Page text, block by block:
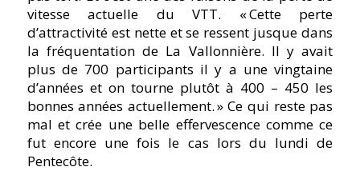
vitesse actuelle du VTT. « Cette perte
d’attractivité est nette et se ressent jusque dans
la fréquentation de La Vallonnière. Il y avait
plus de 700 participants il y a une vingtaine
d’années et on tourne plutôt à 400 – 450 les
bonnes années actuellement. » Ce qui reste pas
mal et crée une belle effervescence comme ce
fut encore une fois le cas lors du lundi de
Pentecôte.